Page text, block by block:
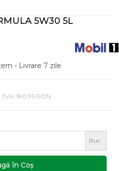
5W30 5L
- Livrare 7 zile
TVA: 180,99 RON
Buc
în Coş